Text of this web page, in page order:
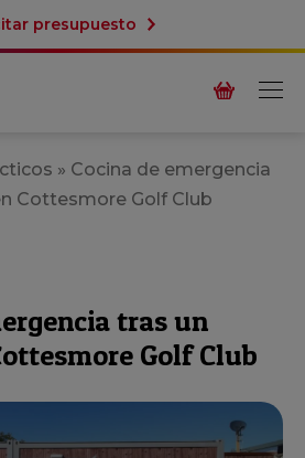
presupuesto
» Cocina de emergencia
Cottesmore Golf Club
tras un
Golf Club